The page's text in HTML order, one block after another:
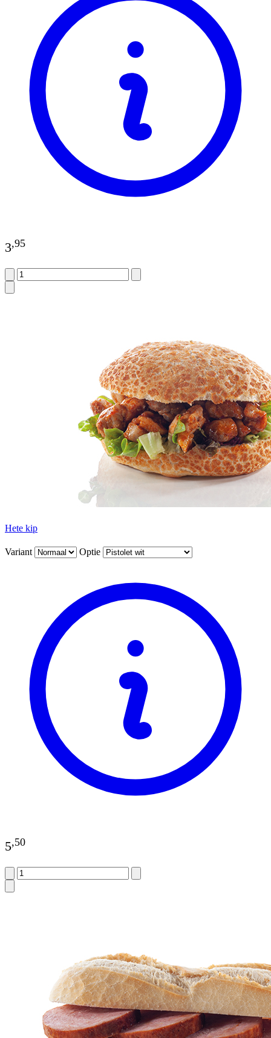
3,95
Hete kip
Variant Optie
5,50